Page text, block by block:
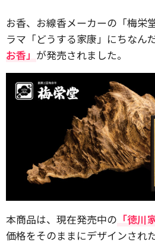
お香、お線香メーカーの「梅栄
ラマ「どうする家康」にちなん
お香」 が発売されました。
本商品は、現在発売中の 「徳川
価格をそのままにデザインされ